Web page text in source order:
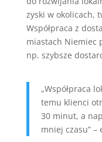
zyski w okolicach,
Współpraca z
miastach Niemiec
np. szybsze
„Współpraca
temu klienci
30 minut, a
mniej czasu” –